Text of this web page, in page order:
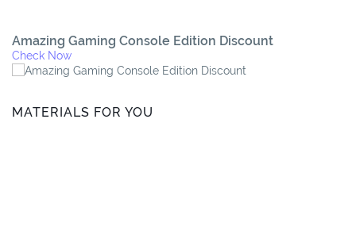
Amazing Gaming Console Edition Discount
Check Now
MATERIALS FOR YOU